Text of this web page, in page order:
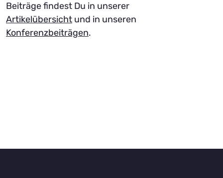
Beiträge findest Du in unserer
Artikelübersicht und in unseren
Konferenzbeiträgen.